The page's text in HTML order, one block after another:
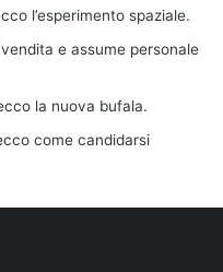
l’esperimento spaziale.
e assume personale
la nuova bufala.
come candidarsi